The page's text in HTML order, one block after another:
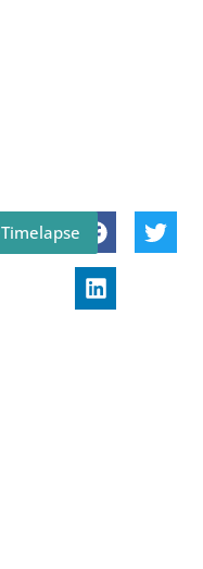
Share:
Timelapse